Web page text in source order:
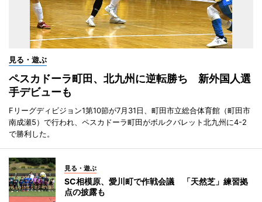
見る・遊ぶ
ペスカドーラ町田、北九州に逆転勝ち 新外国人選
手デビューも
Fリーグディビジョン1第10節が7月31日、町田市立総合体育館（町田市
南成瀬5）で行われ、ペスカドーラ町田がボルクバレット北九州に4-2
で勝利した。
見る・遊ぶ
SC相模原、愛川町で作戦会議 「天然芝」練習拠
点の披露も